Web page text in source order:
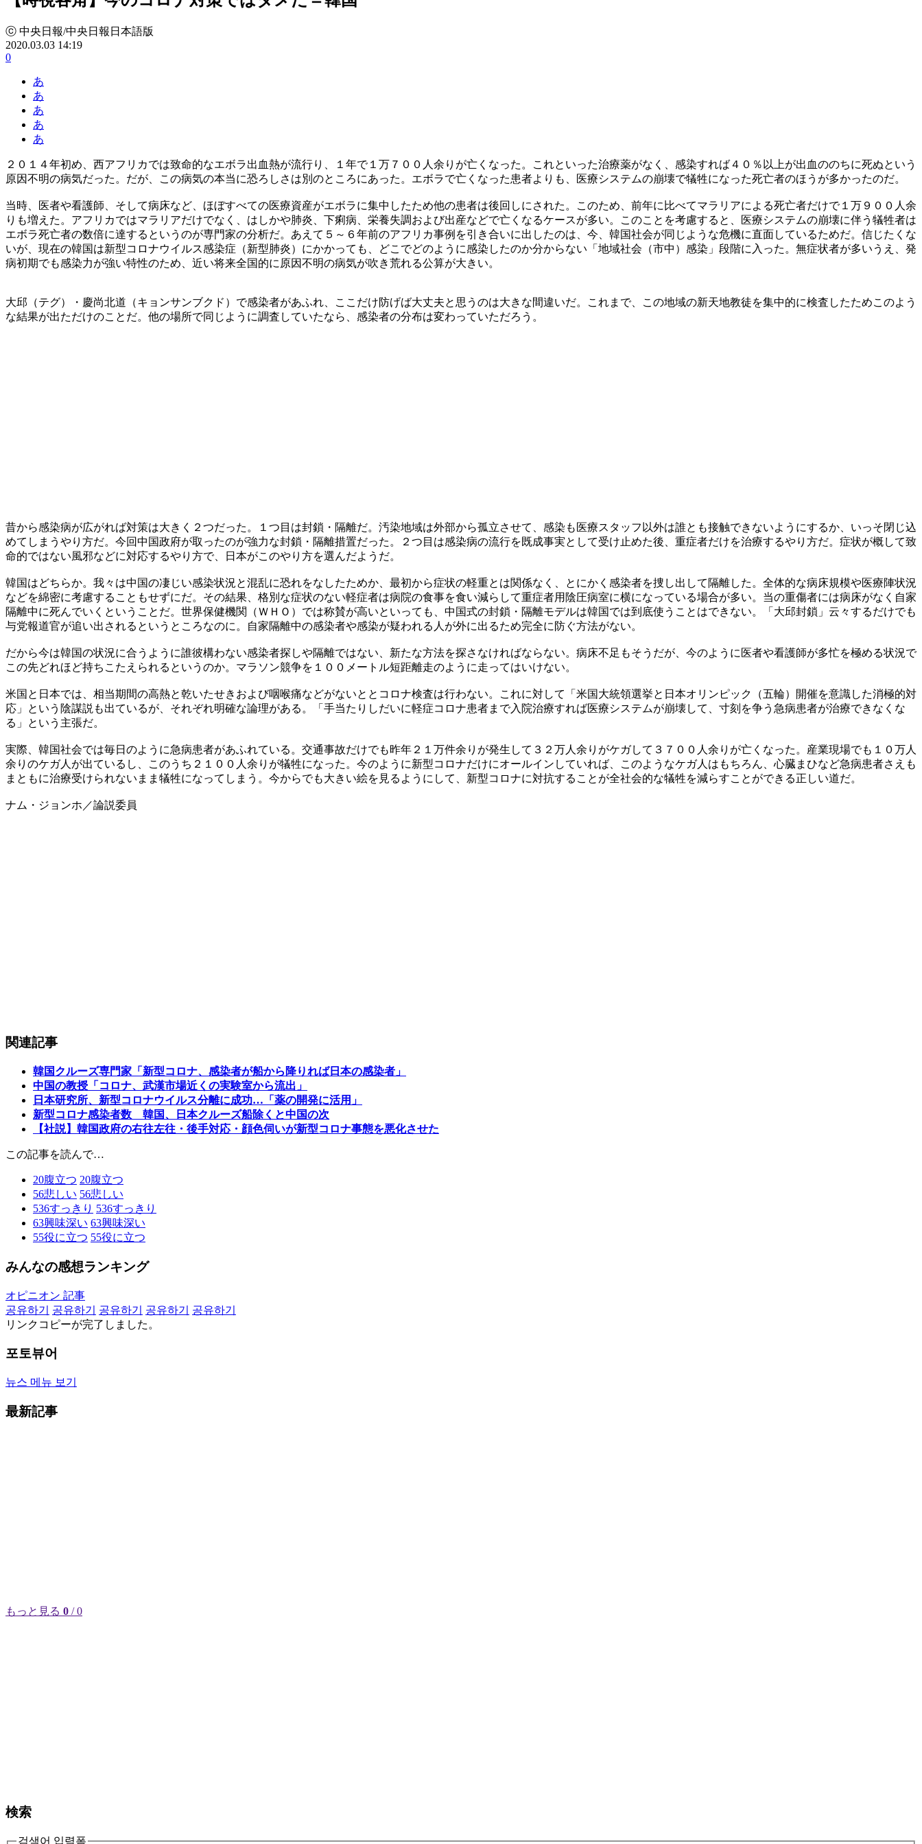
ⓒ 中央日報/中央日報日本語版
2020.03.03 14:19
0
あ
あ
あ
あ
あ
２０１４年初め、西アフリカでは致命的なエボラ出血熱が流行り、１年で１万７００人余りが亡くなった。これといった治療薬がなく、感染すれば４０％以上が出血ののちに死ぬという
原因不明の病気だった。だが、この病気の本当に恐ろしさは別のところにあった。エボラで亡くなった患者よりも、医療システムの崩壊で犠牲になった死亡者のほうが多かったのだ。
当時、医者や看護師、そして病床など、ほぼすべての医療資産がエボラに集中したため他の患者は後回しにされた。このため、前年に比べてマラリアによる死亡者だけで１万９００人余
りも増えた。アフリカではマラリアだけでなく、はしかや肺炎、下痢病、栄養失調および出産などで亡くなるケースが多い。このことを考慮すると、医療システムの崩壊に伴う犠牲者は
エボラ死亡者の数倍に達するというのが専門家の分析だ。あえて５～６年前のアフリカ事例を引き合いに出したのは、今、韓国社会が同じような危機に直面しているためだ。信じたくな
いが、現在の韓国は新型コロナウイルス感染症（新型肺炎）にかかっても、どこでどのように感染したのか分からない「地域社会（市中）感染」段階に入った。無症状者が多いうえ、発
病初期でも感染力が強い特性のため、近い将来全国的に原因不明の病気が吹き荒れる公算が大きい。
大邱（テグ）・慶尚北道（キョンサンブクド）で感染者があふれ、ここだけ防げば大丈夫と思うのは大きな間違いだ。これまで、この地域の新天地教徒を集中的に検査したためこのよう
な結果が出ただけのことだ。他の場所で同じように調査していたなら、感染者の分布は変わっていただろう。
昔から感染病が広がれば対策は大きく２つだった。１つ目は封鎖・隔離だ。汚染地域は外部から孤立させて、感染も医療スタッフ以外は誰とも接触できないようにするか、いっそ閉じ込
めてしまうやり方だ。今回中国政府が取ったのが強力な封鎖・隔離措置だった。２つ目は感染病の流行を既成事実として受け止めた後、重症者だけを治療するやり方だ。症状が概して致
命的ではない風邪などに対応するやり方で、日本がこのやり方を選んだようだ。
韓国はどちらか。我々は中国の凄じい感染状況と混乱に恐れをなしたためか、最初から症状の軽重とは関係なく、とにかく感染者を捜し出して隔離した。全体的な病床規模や医療陣状況
などを綿密に考慮することもせずにだ。その結果、格別な症状のない軽症者は病院の食事を食い減らして重症者用陰圧病室に横になっている場合が多い。当の重傷者には病床がなく自家
隔離中に死んでいくということだ。世界保健機関（ＷＨＯ）では称賛が高いといっても、中国式の封鎖・隔離モデルは韓国では到底使うことはできない。「大邱封鎖」云々するだけでも
与党報道官が追い出されるというところなのに。自家隔離中の感染者や感染が疑われる人が外に出るため完全に防ぐ方法がない。
だから今は韓国の状況に合うように誰彼構わない感染者探しや隔離ではない、新たな方法を探さなければならない。病床不足もそうだが、今のように医者や看護師が多忙を極める状況で
この先どれほど持ちこたえられるというのか。マラソン競争を１００メートル短距離走のように走ってはいけない。
米国と日本では、相当期間の高熱と乾いたせきおよび咽喉痛などがないととコロナ検査は行わない。これに対して「米国大統領選挙と日本オリンピック（五輪）開催を意識した消極的対
応」という陰謀説も出ているが、それぞれ明確な論理がある。「手当たりしだいに軽症コロナ患者まで入院治療すれば医療システムが崩壊して、寸刻を争う急病患者が治療できなくな
る」という主張だ。
実際、韓国社会では毎日のように急病患者があふれている。交通事故だけでも昨年２１万件余りが発生して３２万人余りがケガして３７００人余りが亡くなった。産業現場でも１０万人
余りのケガ人が出ているし、このうち２１００人余りが犠牲になった。今のように新型コロナだけにオールインしていれば、このようなケガ人はもちろん、心臓まひなど急病患者さえも
まともに治療受けられないまま犠牲になってしまう。今からでも大きい絵を見るようにして、新型コロナに対抗することが全社会的な犠牲を減らすことができる正しい道だ。
ナム・ジョンホ／論説委員
関連記事
韓国クルーズ専門家「新型コロナ、感染者が船から降りれば日本の感染者」
中国の教授「コロナ、武漢市場近くの実験室から流出」
日本研究所、新型コロナウイルス分離に成功…「薬の開発に活用」
新型コロナ感染者数 韓国、日本クルーズ船除くと中国の次
【社説】韓国政府の右往左往・後手対応・顔色伺いが新型コロナ事態を悪化させた
この記事を読んで…
20腹立つ 20腹立つ
56悲しい 56悲しい
536すっきり 536すっきり
63興味深い 63興味深い
55役に立つ 55役に立つ
みんなの感想ランキング
オピニオン 記事
공유하기
공유하기 공유하기 공유하기
공유하기
リンクコピーが完了しました。
포토뷰어
뉴스 메뉴 보기
最新記事
もっと見る 0 / 0
検索
검색어 입력폼